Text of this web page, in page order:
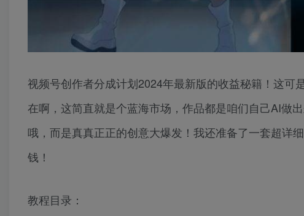
视频号创作者分成计划2024年最新版的收益秘籍！这
在啊，这简直就是个蓝海市场，作品都是咱们自己AI做
哦，而是真真正正的创意大爆发！我还准备了一套超详
钱！
教程目录：